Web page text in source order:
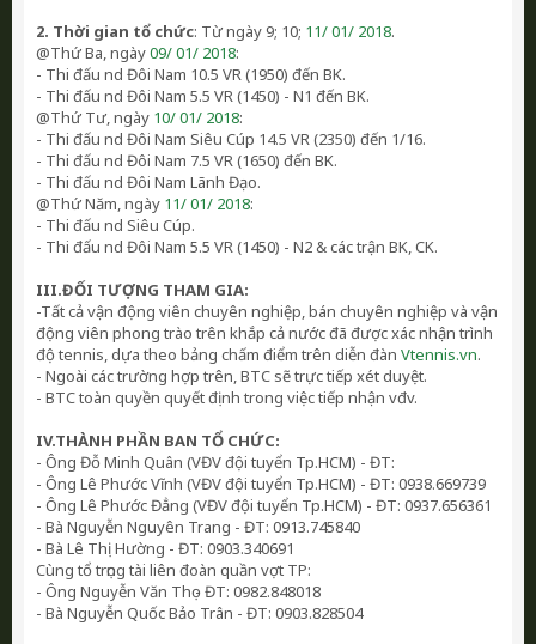
2. Thời gian tổ chức: Từ ngày 9; 10; 11/ 01/ 2018.
@Thứ Ba, ngày09/ 01/ 2018:
- Thi đấu nd Đôi Nam 10.5 VR (1950) đến BK.
- Thi đấu nd Đôi Nam 5.5 VR (1450) - N1 đến BK.
@Thứ Tư, ngày 10/ 01/ 2018:
- Thi đấu nd Đôi Nam Siêu Cúp 14.5 VR (2350) đến 1/16.
- Thi đấu nd Đôi Nam 7.5 VR (1650) đến BK.
- Thi đấu nd Đôi Nam Lãnh Đạo.
@Thứ Năm, ngày 11/ 01/ 2018:
- Thi đấu nd Siêu Cúp.
- Thi đấu nd Đôi Nam 5.5 VR (1450) - N2 & các trận BK, CK.
III.ĐỐI TƯỢNG THAM GIA:
-Tất cả vận động viên chuyên nghiệp, bán chuyên nghiệp và vận
động viên phong trào trên khắp cả nước đã được xác nhận trình
độ tennis, dựa theo bảng chấm điểm trên diễn đàn Vtennis.vn.
- Ngoài các trường hợp trên, BTC sẽ trực tiếp xét duyệt.
- BTC toàn quyền quyết định trong việc tiếp nhận vđv.
IV.THÀNH PHẦN BAN TỔ CHỨC:
- Ông Đỗ Minh Quân (VĐV đội tuyển Tp.HCM) - ĐT:
- Ông Lê Phước Vĩnh (VĐV đội tuyển Tp.HCM) - ĐT: 0938.669739
- Ông Lê Phước Đẳng (VĐV đội tuyển Tp.HCM) - ĐT: 0937.656361
- Bà Nguyễn Nguyên Trang - ĐT: 0913.745840
- Bà Lê Thị Hường - ĐT: 0903.340691
Cùng tổ trọng tài liên đoàn quần vợt TP:
- Ông Nguyễn Văn Thọ - ĐT: 0982.848018
- Bà Nguyễn Quốc Bảo Trân - ĐT: 0903.828504